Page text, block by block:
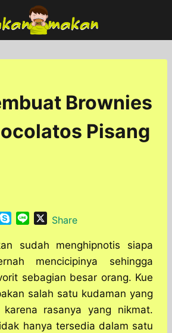
Brownies
Pisang
y
p
e
n
XShare
sudah menghipnotis siapa
mencicipinya sehingga
sebagian besar orang. Kue
salah satu kudaman yang
rasanya yang nikmat.
hanya tersedia dalam satu